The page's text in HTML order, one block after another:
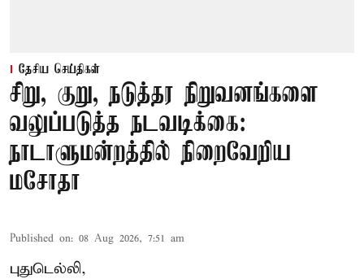
தேசிய செய்திகள்
சிறு, குறு, நடுத்தர நிறுவனங்களை
வலுப்படுத்த நடவடிக்கை:
நாடாளுமன்றத்தில் நிறைவேறிய
மசோதா
Published on: 08 Aug 2026, 7:51 am
புதுடெல்லி,